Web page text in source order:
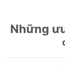
Những